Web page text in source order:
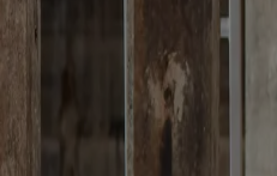
Complex: un villaggio dentro
Projects
Complex: un villaggio